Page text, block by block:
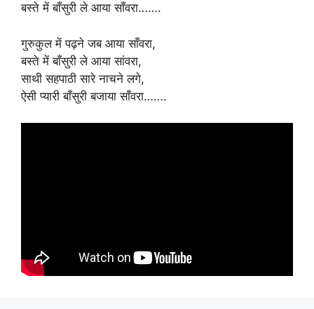
बस्ते में बाँसुरी ले आया साँवरा…….
गुरुकुल में पढ़ने जब आया साँवरा,
बस्ते में बाँसुरी ले आया सांवरा,
साथी सहपाठी सारे नाचने लगे,
ऐसी प्यारी बाँसुरी बजाया साँवरा…….